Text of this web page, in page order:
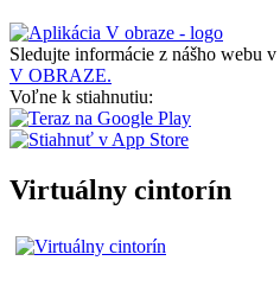
Sledujte informácie z nášho webu v
V OBRAZE.
Voľne k stiahnutiu:
Virtuálny cintorín